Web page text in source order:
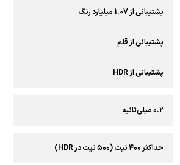
پشتیبانی از 1.07 میلیارد رنگ
پشتیبانی از قلم
پشتیبانی از HDR
۰.۲ میلی‌ثانیه
حداکثر ۴۰۰ نیت (۵۰۰ نیت در HDR)